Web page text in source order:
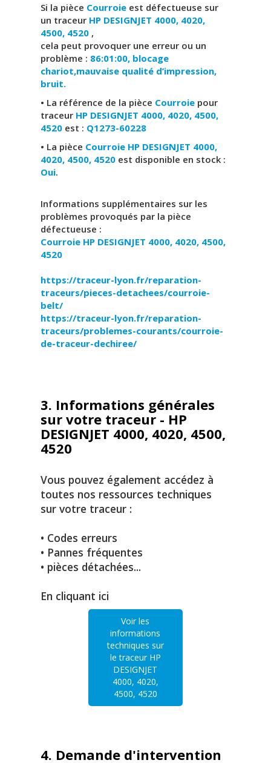
Si la pièce Courroie est défectueuse sur
un traceur HP DESIGNJET 4000, 4020,
4500, 4520 ,
cela peut provoquer une erreur ou un
problème : 86:01:00, blocage
chariot,mauvaise qualité d’impression,
bruit.
• La référence de la pièce Courroie pour
traceur HP DESIGNJET 4000, 4020, 4500,
4520 est : Q1273-60228
• La pièce Courroie HP DESIGNJET 4000,
4020, 4500, 4520 est disponible en stock :
Oui.
Informations supplémentaires sur les
problèmes provoqués par la pièce
défectueuse :
Courroie HP DESIGNJET 4000, 4020, 4500,
4520
https://traceur-lyon.fr/reparation-
traceurs/pieces-detachees/courroie-
belt/
https://traceur-lyon.fr/reparation-
traceurs/problemes-courants/courroie-
de-traceur-dechiree/
3. Informations générales
sur votre traceur - HP
DESIGNJET 4000, 4020, 4500,
4520
Vous pouvez également accédez à
toutes nos ressources techniques
sur votre traceur :
• Codes erreurs
• Pannes fréquentes
• pièces détachées...
En cliquant ici
Voir les
informations
techniques sur
le traceur HP
DESIGNJET
4000, 4020,
4500, 4520
4. Demande d'intervention